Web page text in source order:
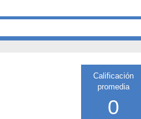
Calificación
promedia
0